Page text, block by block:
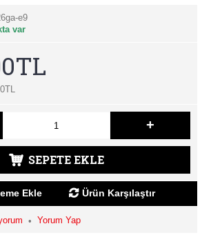
e9
var
+
SEPETE EKLE
Ekle Ürün Karşılaştır
• Yorum Yap